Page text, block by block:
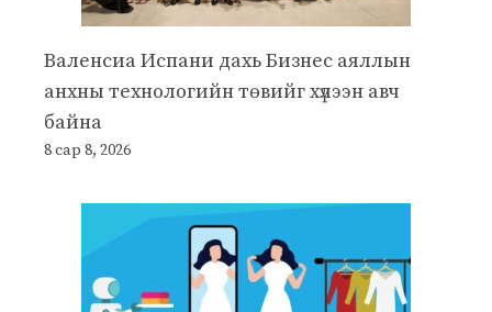
Валенсиа Испани дахь Бизнес аяллын
анхны технологийн төвийг хүлээн авч
байна
8 сар 8, 2026